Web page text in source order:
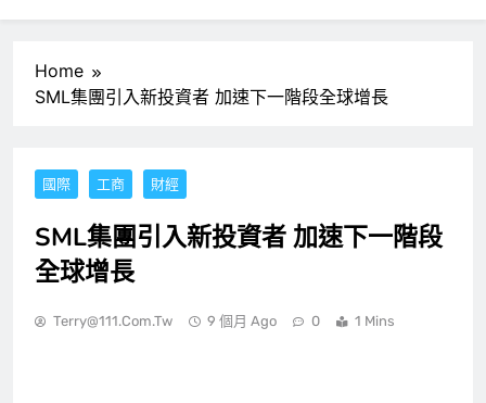
Home
SML集團引入新投資者 加速下一階段全球增長
國際 工商 財經
SML集團引入新投資者 加速下一階段
全球增長
Terry@111.com.tw 9 個月 Ago 0 1 Mins